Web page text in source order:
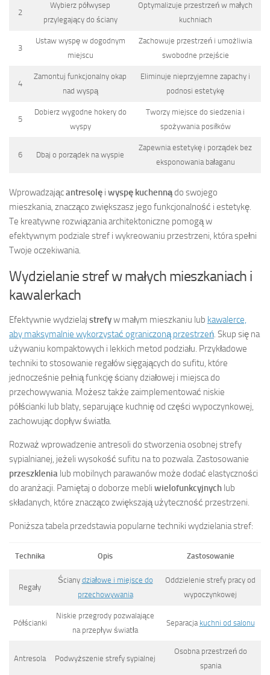
2
Wybierz półwysep
przylegający do ściany
Optymalizuje przestrzeń w małych
kuchniach
3
Ustaw wyspę w dogodnym
miejscu
Zachowuje przestrzeń i umożliwia
swobodne przejście
4
Zamontuj funkcjonalny okap
nad wyspą
Eliminuje nieprzyjemne zapachy i
podnosi estetykę
5
Dobierz wygodne hokery do
wyspy
Tworzy miejsce do siedzenia i
spożywania posiłków
6 Dbaj o porządek na wyspie
Zapewnia estetykę i porządek bez
eksponowania bałaganu
Wprowadzającantresolę i wyspę kuchennądo swojego
mieszkania, znacząco zwiększasz jego funkcjonalność i estetykę.
Te kreatywne rozwiązania architektoniczne pomogą w
efektywnym podziale stref i wykreowaniu przestrzeni, która spełni
Twoje oczekiwania.
Wydzielanie stref w małych mieszkaniach i
kawalerkach
Efektywnie wydzielaj strefyw małym mieszkaniu lub kawalerce,
aby maksymalnie wykorzystać ograniczoną przestrzeń. Skup się na
używaniu kompaktowych i lekkich metod podziału. Przykładowe
techniki to stosowanie regałów sięgających do sufitu, które
jednocześnie pełnią funkcję ściany działowej i miejsca do
przechowywania. Możesz także zaimplementować niskie
półścianki lub blaty, separujące kuchnię od części wypoczynkowej,
zachowując dopływ światła.
Rozważ wprowadzenie antresoli do stworzenia osobnej strefy
sypialnianej, jeżeli wysokość sufitu na to pozwala. Zastosowanie
przeszklenia lub mobilnych parawanów może dodać elastyczności
do aranżacji. Pamiętaj o doborze mebli wielofunkcyjnych lub
składanych, które znacząco zwiększają użyteczność przestrzeni.
Poniższa tabela przedstawia popularne techniki wydzielania stref:
Technika Opis Zastosowanie
Regały
Ściany działowe i miejsce do
przechowywania
Oddzielenie strefy pracy od
wypoczynkowej
Półścianki
Niskie przegrody pozwalające
na przepływ światła
Separacja kuchni od salonu
Antresola Podwyższenie strefy sypialnej
Osobna przestrzeń do
spania